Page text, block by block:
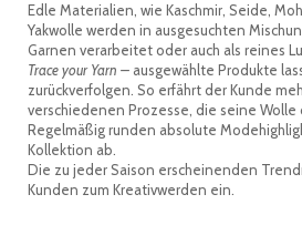
Edle Materialien, wie Kaschmir, Seide,
Yakwolle werden in ausgesuchten
Garnen verarbeitet oder auch als reines
Trace your Yarn – ausgewählte Produkte
zurückverfolgen. So erfährt der Kunde
verschiedenen Prozesse, die seine Wolle
Regelmäßig runden absolute
Kollektion ab.
Die zu jeder Saison erscheinenden
Kunden zum Kreativwerden ein.